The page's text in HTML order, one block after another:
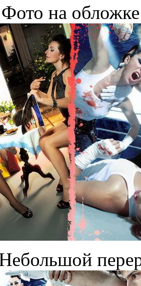
на